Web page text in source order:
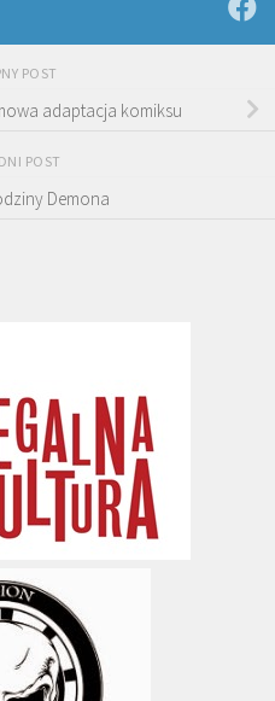
POST
adaptacja komiksu
POST
Demona